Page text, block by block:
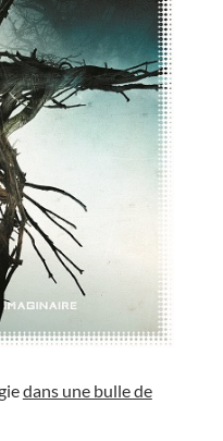
dans une bulle de